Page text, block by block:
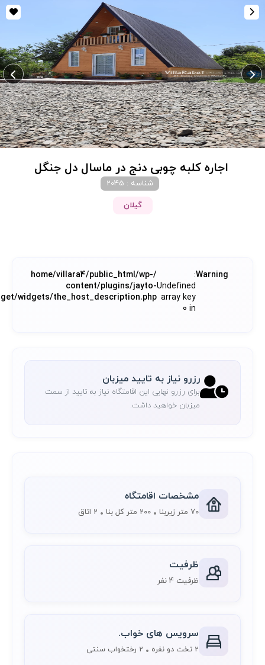
اجاره کلبه چوبی دنج در ماسال دل جنگل
شناسه : 2045
گیلان
Warning
:
Undefined
array key
0 in
/home/villara4/public_html/wp-
content/plugins/jayto-
widgets/the_host_description.php
رزرو نیاز به تایید میزبان
برای رزرو نهایی این اقامتگاه نیاز به تایید از سمت
میزبان خواهید داشت.
مشخصات اقامتگاه
70 متر زیربنا 200 متر کل بنا 2 اتاق
ظرفیت
ظرفیت 4 نفر
سرویس های خواب.
2 تخت دو نفره 2 رختخواب سنتی